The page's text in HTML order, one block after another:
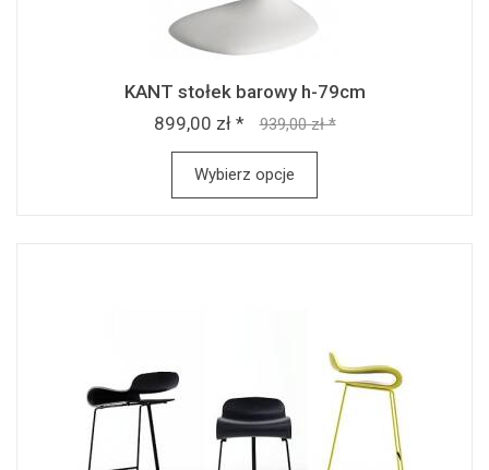
KANT stołek barowy h-79cm
899,00 zł *
939,00 zł *
Wybierz opcje